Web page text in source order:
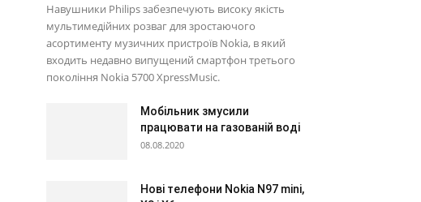
Навушники Philips забезпечують високу якість
мультимедійних розваг для зростаючого
асортименту музичних пристроїв Nokia, в який
входить недавно випущений смартфон третього
покоління Nokia 5700 XpressMusic.
Мобільник змусили
працювати на газованій воді
08.08.2020
Нові телефони Nokia N97 mini,